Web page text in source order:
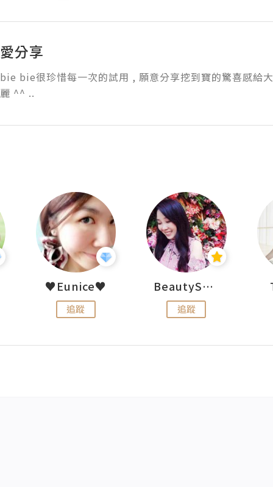
愛分享
bie bie很珍惜每一次的試用 , 願意分享挖到寶的驚喜感給
麗 ^^ ..
♥Eunice♥
追蹤
BeautySearch
追蹤